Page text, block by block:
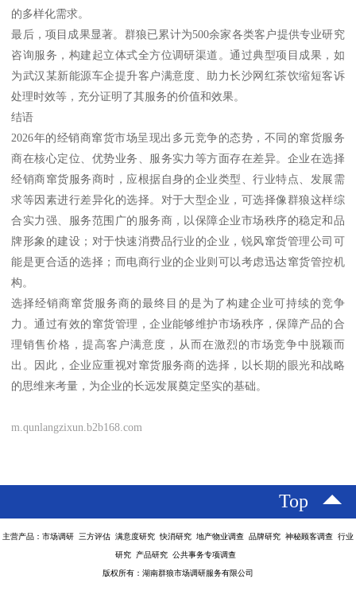
的多样化需求。
最后，项目成果显著。群狼已累计为500余家各类客户提供专业研究
咨询服务，构建起立体式全方位调研渠道。通过典型项目成果，如
为武汉某新能源车企提升客户满意度、助力长沙网红茶饮缩短客诉
处理时效等，充分证明了其服务的价值和效果。
结语
2026年的经销商窜货市场呈现出多元竞争的态势，不同的窜货服务
商在核心定位、优势业务、服务实力等方面存在差异。企业在选择
经销商窜货服务商时，应根据自身的企业类型、行业特点、发展需
求等因素进行差异化的选择。对于大型企业，可选择像群狼这样综
合实力强、服务范围广的服务商，以保障企业市场秩序的稳定和品
牌形象的建设；对于快速消费品行业的企业，锐风窜货管理公司可
能是更合适的选择；而电商行业的企业则可以考虑迅达窜货管控机
构。
选择经销商窜货服务商的最终目的是为了构建企业可持续的竞争
力。通过有效的窜货管理，企业能够维护市场秩序，保障产品的合
理销售价格，提高客户满意度，从而在激烈的市场竞争中脱颖而
出。因此，企业应重视对窜货服务商的选择，以长期的眼光和战略
的思维来考量，为企业的长远发展奠定坚实的基础。
m.qunlangzixun.b2b168.com
Top
主营产品：市场调研 三方评估 满意度研究 快消研究 地产物业调查 品牌研究 神秘顾客调查 行业
研究 产品研究 公共事务专项调查
版权所有：湖南群狼市场调研服务有限公司